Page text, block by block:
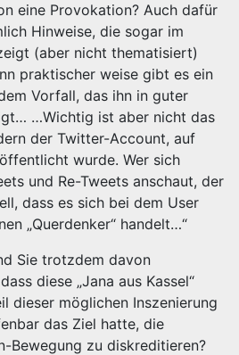
eine Provokation? Auch dafür
Hinweise, die sogar im
(aber nicht thematisiert)
praktischer weise gibt es ein
Vorfall, das ihn in guter
…Wichtig ist aber nicht das
der Twitter-Account, auf
wurde. Wer sich
und Re-Tweets anschaut, der
dass es sich bei dem User
„Querdenker“ handelt…“
Sie trotzdem davon
diese „Jana aus Kassel“
dieser möglichen Inszenierung
das Ziel hatte, die
Bewegung zu diskreditieren?